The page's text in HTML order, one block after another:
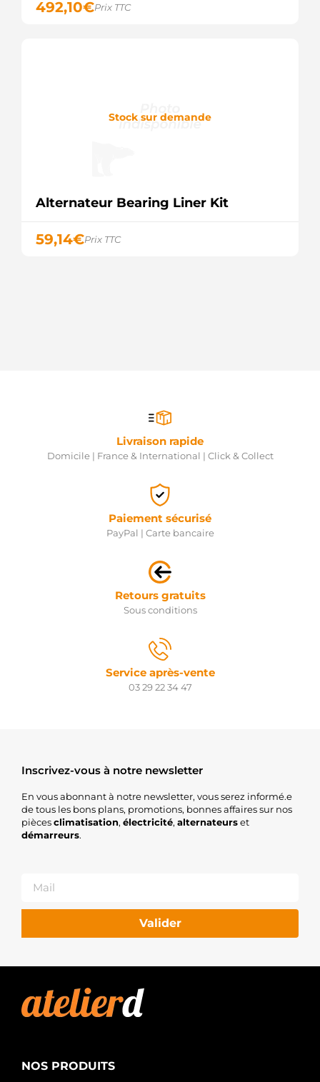
492,10€Prix TTC
Stock sur demande
Alternateur Bearing Liner Kit
59,14€Prix TTC
Livraison rapide
Domicile | France & International | Click & Collect
Paiement sécurisé
PayPal | Carte bancaire
Retours gratuits
Sous conditions
Service après-vente
03 29 22 34 47
Inscrivez-vous à notre newsletter
En vous abonnant à notre newsletter, vous serez informé.e
de tous les bons plans, promotions, bonnes affaires sur nos
piècesclimatisation, électricité, alternateurset
démarreurs.
Valider
NOS PRODUITS